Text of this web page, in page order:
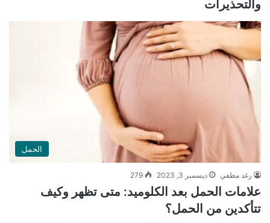
والتحذيرات
الحمل
رغد مطفي ديسمبر 3, 2023 279
علامات الحمل بعد الكلوميد: متى تظهر وكيف
تتأكدين من الحمل؟